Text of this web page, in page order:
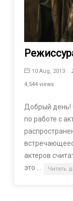
10 Aug, 2013
4,544 views
Добрый день!
по работе с
актеров
это …
Читать